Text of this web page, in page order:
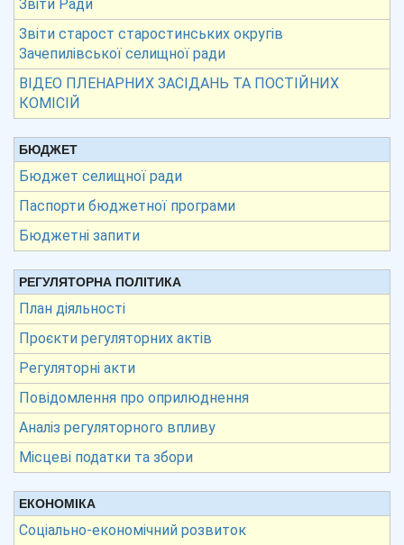
Звіти Ради
Звіти старост старостинських округів
Зачепилівської селищної ради
ВІДЕО ПЛЕНАРНИХ ЗАСІДАНЬ ТА ПОСТІЙНИХ
КОМІСІЙ
БЮДЖЕТ
Бюджет селищної ради
Паспорти бюджетної програми
Бюджетні запити
РЕГУЛЯТОРНА ПОЛІТИКА
План діяльності
Проєкти регуляторних актів
Регуляторні акти
Повідомлення про оприлюднення
Аналіз регуляторного впливу
Місцеві податки та збори
ЕКОНОМІКА
Соціально-економічний розвиток